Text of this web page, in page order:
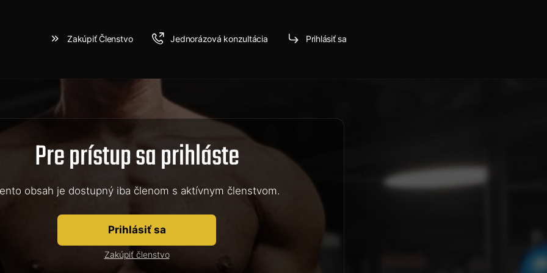
Zakúpiť Členstvo Jednorázová konzultácia Prihlásiť sa
Pre prístup sa prihláste
obsah je dostupný iba členom s aktívnym členstvom.
Prihlásiť sa
Zakúpiť členstvo